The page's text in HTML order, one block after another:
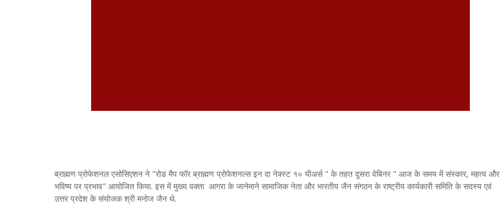
ब्राह्मण प्रोफेशनल एसोसिएशन ने "रोड मैप फॉर ब्राह्मण प्रोफेशनल्स इन दा नेक्स्ट १० यीअर्स " के तहत दूसरा वेबिनर " आज के समय में संस्कार, महत्व और
भविष्य पर प्रभाव" आयोजित किया. इस में मुख्य वक्ता आगरा के जानेमाने सामाजिक नेता और भारतीय जैन संगठन के राष्ट्रीय कार्यकारी समिति के सदस्य एवं
उत्तर प्रदेश के संयोजक श्री मनोज जैन थे.